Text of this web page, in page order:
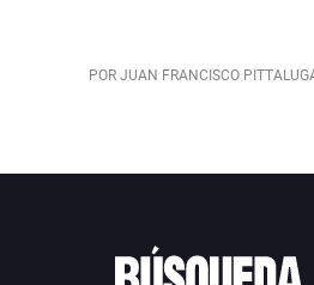
POR JUAN FRANCISCO